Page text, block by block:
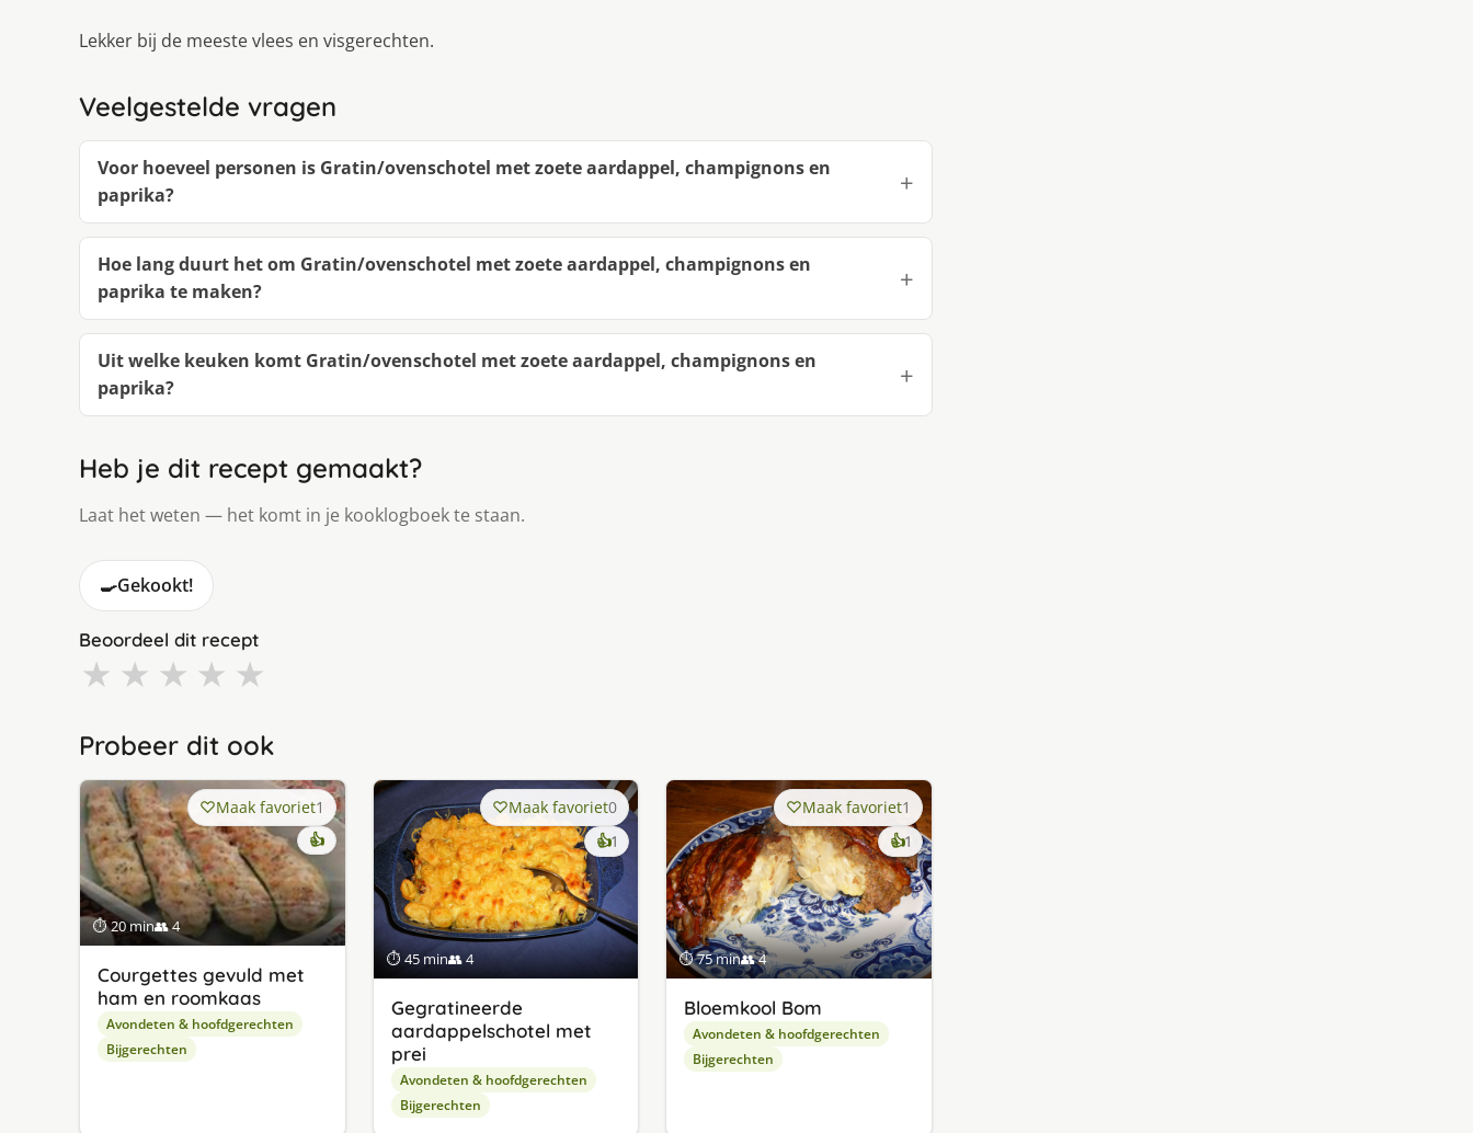
Lekker bĳ de meeste vlees en visgerechten.
Veelgestelde vragen
Voor hoeveel personen is Gratin/ovenschotel met zoete aardappel, champignons en
paprika?
Hoe lang duurt het om Gratin/ovenschotel met zoete aardappel, champignons en
paprika te maken?
Uit welke keuken komt Gratin/ovenschotel met zoete aardappel, champignons en
paprika?
Heb je dit recept gemaakt?
Laat het weten — het komt in je kooklogboek te staan.
🍳Gekookt!
Beoordeel dit recept
★ ★ ★ ★ ★
Probeer dit ook
⏱ 20 min👥 4
Maak favoriet1
👍
Courgettes gevuld met
ham en roomkaas
Avondeten & hoofdgerechten
Bijgerechten
⏱ 45 min👥 4
Maak favoriet0
👍1 keer
lekker
gevonden
Gegratineerde
aardappelschotel met
prei
Avondeten & hoofdgerechten
Bijgerechten
⏱ 75 min👥 4
Maak favoriet1
👍1keer
lekker
gevonden
Bloemkool Bom
Avondeten & hoofdgerechten
Bijgerechten